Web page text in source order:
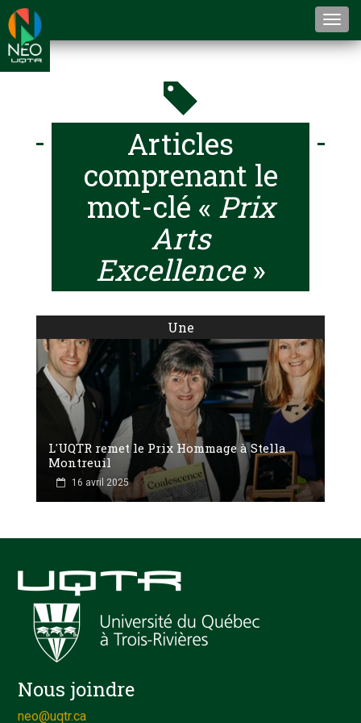
Articles
comprenant le
mot-clé « Prix
Arts
Excellence»
Une
L'UQTR remet le Prix Hommage à Stella
Montreuil
16 avril 2025
Nous joindre
neo@uqtr.ca